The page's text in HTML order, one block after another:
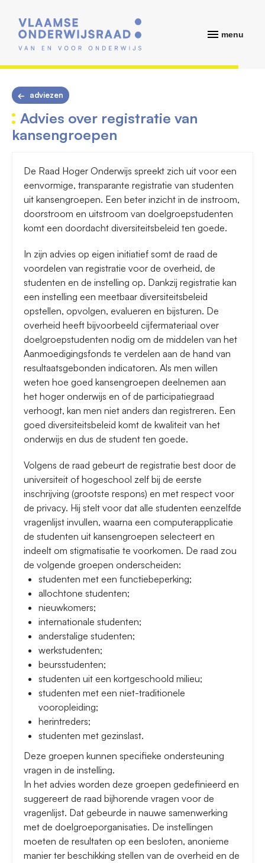
menu
adviezen
Advies over registratie van
kansengroepen
De Raad Hoger Onderwijs spreekt zich uit voor een
eenvormige, transparante registratie van studenten
uit kansengroepen. Een beter inzicht in de instroom,
doorstroom en uitstroom van doelgroepstudenten
komt een doordacht diversiteitsbeleid ten goede.
In zijn advies op eigen initiatief somt de raad de
voordelen van registratie voor de overheid, de
studenten en de instelling op. Dankzij registratie kan
een instelling een meetbaar diversiteitsbeleid
opstellen, opvolgen, evalueren en bijsturen. De
overheid heeft bijvoorbeeld cijfermateriaal over
doelgroepstudenten nodig om de middelen van het
Aanmoedigingsfonds te verdelen aan de hand van
resultaatsgebonden indicatoren. Als men willen
weten hoe goed kansengroepen deelnemen aan
het hoger onderwijs en of de participatiegraad
verhoogt, kan men niet anders dan registreren. Een
goed diversiteitsbeleid komt de kwaliteit van het
onderwijs en dus de student ten goede.
Volgens de raad gebeurt de registratie best door de
universiteit of hogeschool zelf bij de eerste
inschrijving (grootste respons) en met respect voor
de privacy. Hij stelt voor dat alle studenten eenzelfde
vragenlijst invullen, waarna een computerapplicatie
de studenten uit kansengroepen selecteert en
indeelt om stigmatisatie te voorkomen. De raad zou
de volgende groepen onderscheiden:
studenten met een functiebeperking;
allochtone studenten;
nieuwkomers;
internationale studenten;
anderstalige studenten;
werkstudenten;
beursstudenten;
studenten uit een kortgeschoold milieu;
studenten met een niet-traditionele
vooropleiding;
herintreders;
studenten met gezinslast.
Deze groepen kunnen specifieke ondersteuning
vragen in de instelling.
In het advies worden deze groepen gedefinieerd en
suggereert de raad bijhorende vragen voor de
vragenlijst. Dat gebeurde in nauwe samenwerking
met de doelgroeporganisaties. De instellingen
moeten de resultaten op een besloten, anonieme
manier ter beschikking stellen van de overheid en de